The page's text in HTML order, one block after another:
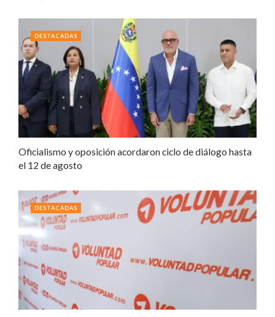
Oficialismo y oposición acordaron ciclo de diálogo hasta
el 12 de agosto
DESTACADAS
DESTACADAS